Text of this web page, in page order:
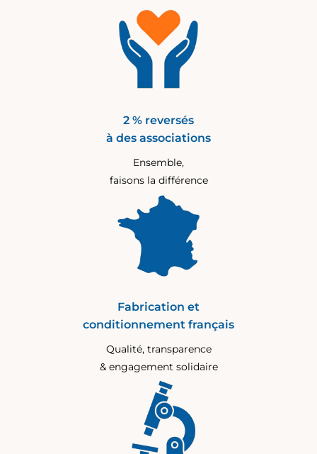
2 % reversés
à des associations
Ensemble,
faisons la différence
Fabrication et
conditionnement français
Qualité, transparence
& engagement solidaire